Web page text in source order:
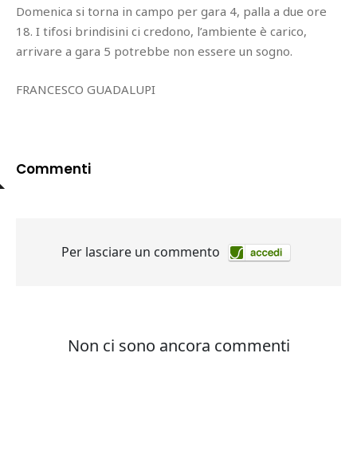
Domenica si torna in campo per gara 4, palla a due ore
18. I tifosi brindisini ci credono, l’ambiente è carico,
arrivare a gara 5 potrebbe non essere un sogno.
FRANCESCO GUADALUPI
Commenti